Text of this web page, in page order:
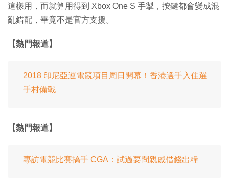
這樣用，而就算用得到 Xbox One S 手掣，按鍵都會變成混
亂錯配，畢竟不是官方支援。
【熱門報道】
2018 印尼亞運電競項目周日開幕！香港選手入住選
手村備戰
【熱門報道】
專訪電競比賽搞手 CGA：試過要問親戚借錢出糧